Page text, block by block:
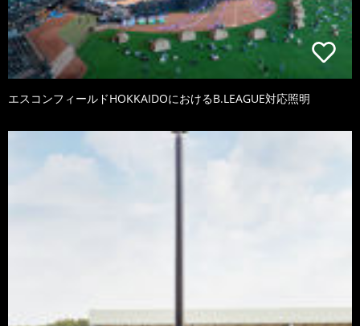
エスコンフィールドHOKKAIDOにおけるB.LEAGUE対応照明